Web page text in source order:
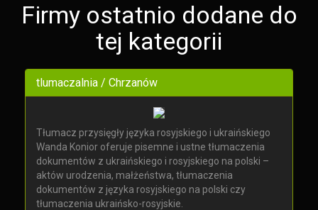
Firmy ostatnio dodane do
tej kategorii
tlumaczalnia / Chrzanów
Tłumacz przysięgły języka rosyjskiego i ukraińskiego
Wanda Konior oferuje pisemne i ustne tłumaczenia
dokumentów z ukraińskiego i rosyjskiego na polski –
aktów urodzenia, małżeństwa, tłumaczenia
dokumentów z języka rosyjskiego na polski czy
tłumaczenia ukraińsko-rosyjskie.